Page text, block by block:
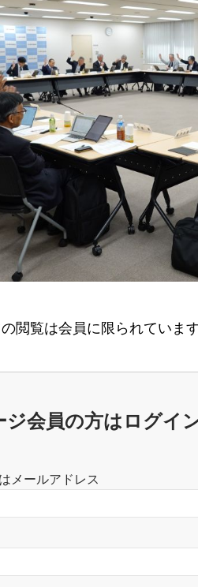
閲覧は会員に限られていま
ジ会員の方はログイ
メールアドレス